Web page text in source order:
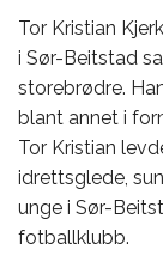
Tor Kristian
i Sør-Beitstad
storebrødre.
blant annet i
Tor Kristian
idrettsglede,
unge i Sør-
fotballklubb.